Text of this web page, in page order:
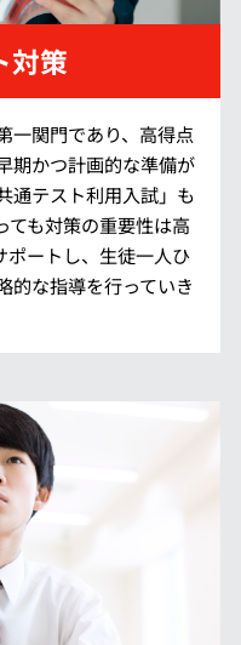
対策
一関門であり、高得点
期かつ計画的な準備が
通テスト利用入試」も
ても対策の重要性は高
ポートし、生徒一人ひ
的な指導を行っていき